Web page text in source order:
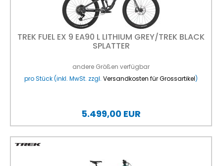
TREK FUEL EX 9 EA90 L LITHIUM GREY/TREK BLACK
SPLATTER
andere Größen verfügbar
pro Stück (inkl. MwSt. zzgl. Versandkosten für Grossartikel)
5.499,00 EUR